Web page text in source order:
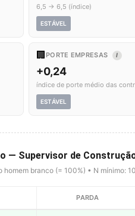
6,5 → 6,5 (índice)
ESTÁVEL
🏢 PORTE EMPRESAS I
+0,24
índice de porte médio das
ESTÁVEL
— Supervisor de
branco (= 100%) • N mínimo:
PARDA